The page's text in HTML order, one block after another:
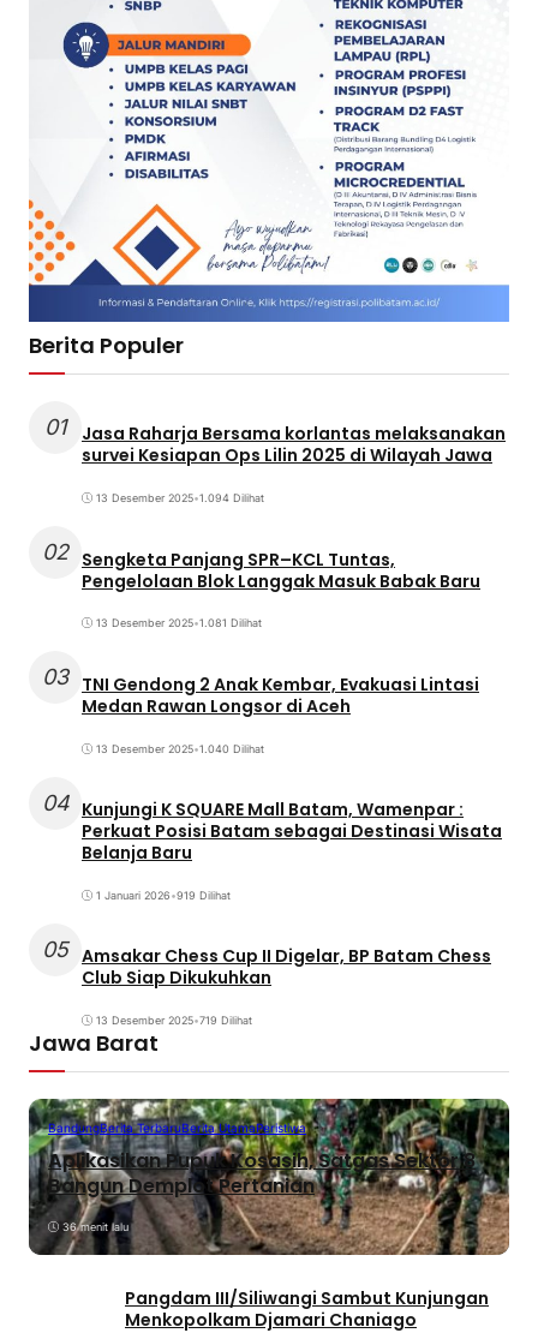
Berita Populer
01
Jasa Raharja Bersama korlantas melaksanakan
survei Kesiapan Ops Lilin 2025 di Wilayah Jawa
13 Desember 2025•1.094 Dilihat
02 Sengketa Panjang SPR–KCL Tuntas,
Pengelolaan Blok Langgak Masuk Babak Baru
13 Desember 2025•1.081 Dilihat
03 TNI Gendong 2 Anak Kembar, Evakuasi Lintasi
Medan Rawan Longsor di Aceh
13 Desember 2025•1.040 Dilihat
04 Kunjungi K SQUARE Mall Batam, Wamenpar :
Perkuat Posisi Batam sebagai Destinasi Wisata
Belanja Baru
1 Januari 2026•919 Dilihat
05 Amsakar Chess Cup II Digelar, BP Batam Chess
Club Siap Dikukuhkan
13 Desember 2025•719 Dilihat
Jawa Barat
BandungBerita TerbaruBerita UtamaPeristiwa
Aplikasikan Pupuk Kosasih, Satgas Sektor 8
Bangun Demplot Pertanian
36 menit lalu
Pangdam III/Siliwangi Sambut Kunjungan
Menkopolkam Djamari Chaniago